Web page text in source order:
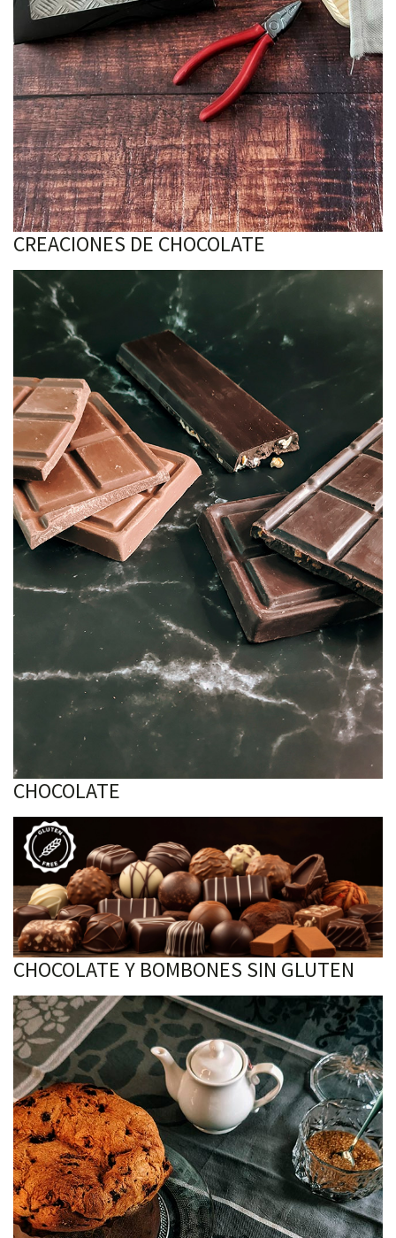
CREACIONES DE CHOCOLATE
CHOCOLATE
CHOCOLATE Y BOMBONES SIN GLUTEN